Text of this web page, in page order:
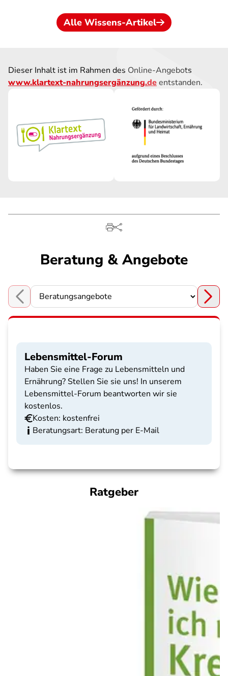
Alle Wissens-Artikel
Dieser Inhalt ist im Rahmen des Online-Angebots
www.klartext-nahrungsergänzung.deentstanden.
Beratung & Angebote
Choose a section
Lebensmittel-Forum
Haben Sie eine Frage zu Lebensmitteln und
Ernährung? Stellen Sie sie uns! In unserem
Lebensmittel-Forum beantworten wir sie
kostenlos.
Kosten: kostenfrei
Beratungsart: Beratung per E-Mail
Ratgeber